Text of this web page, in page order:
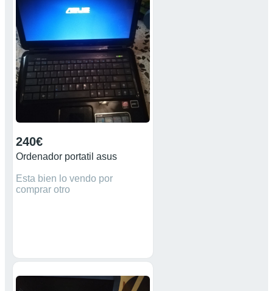
240€
Ordenador portatil asus
Esta bien lo vendo por
comprar otro